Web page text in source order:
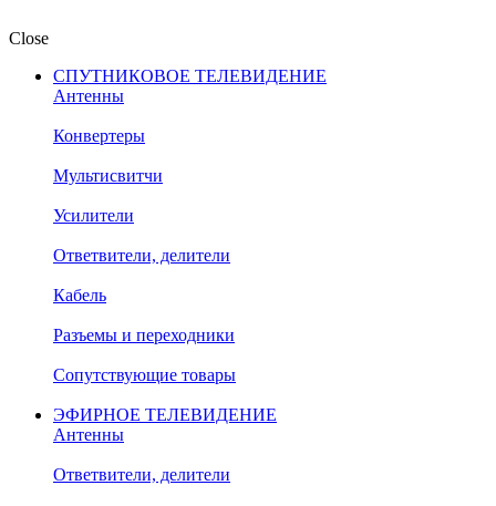
Close
СПУТНИКОВОЕ ТЕЛЕВИДЕНИЕ
Антенны
Конвертеры
Мультисвитчи
Усилители
Ответвители, делители
Кабель
Разъемы и переходники
Сопутствующие товары
ЭФИРНОЕ ТЕЛЕВИДЕНИЕ
Антенны
Ответвители, делители